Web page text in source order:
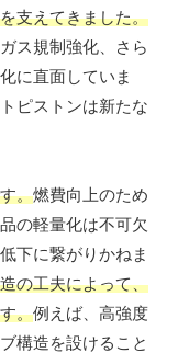
支えてきました。
ス規制強化、さら
に直面していま
ピストンは新たな
。燃費向上のため
の軽量化は不可欠
下に繋がりかねま
の工夫によって、
。例えば、高強度
構造を設けること